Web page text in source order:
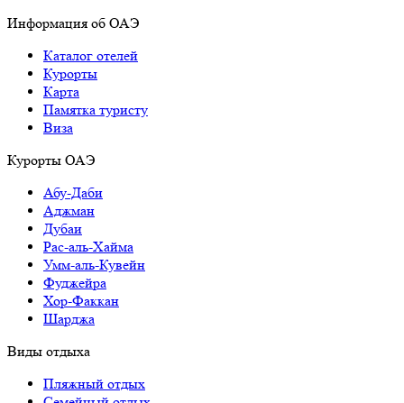
Информация об ОАЭ
Каталог отелей
Курорты
Карта
Памятка туристу
Виза
Курорты ОАЭ
Абу-Даби
Аджман
Дубаи
Рас-аль-Хайма
Умм-аль-Кувейн
Фуджейра
Хор-Факкан
Шарджа
Виды отдыха
Пляжный отдых